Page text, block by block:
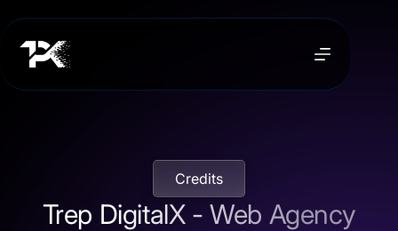
Credits
Trep DigitalX - Web Agency